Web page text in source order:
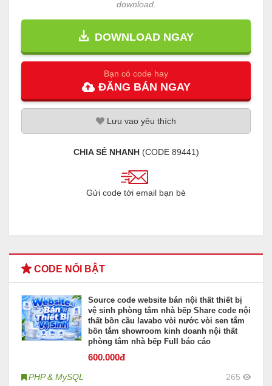
download.
DOWNLOAD NGAY
Bạn có code hay
ĐĂNG BÁN NGAY
Lưu vao yêu thích
CHIA SẺ NHANH(CODE 89441)
Gửi code tới email bạn bè
CODE NỔI BẬT
Source code website bán nội thất thiết bị
vệ sinh phòng tắm nhà bếp Share code nội
thất bồn cầu lavabo vòi nước vòi sen tắm
bồn tắm showroom kinh doanh nội thất
phòng tắm nhà bếp Full báo cáo
600.000đ
PHP & MySQL 265